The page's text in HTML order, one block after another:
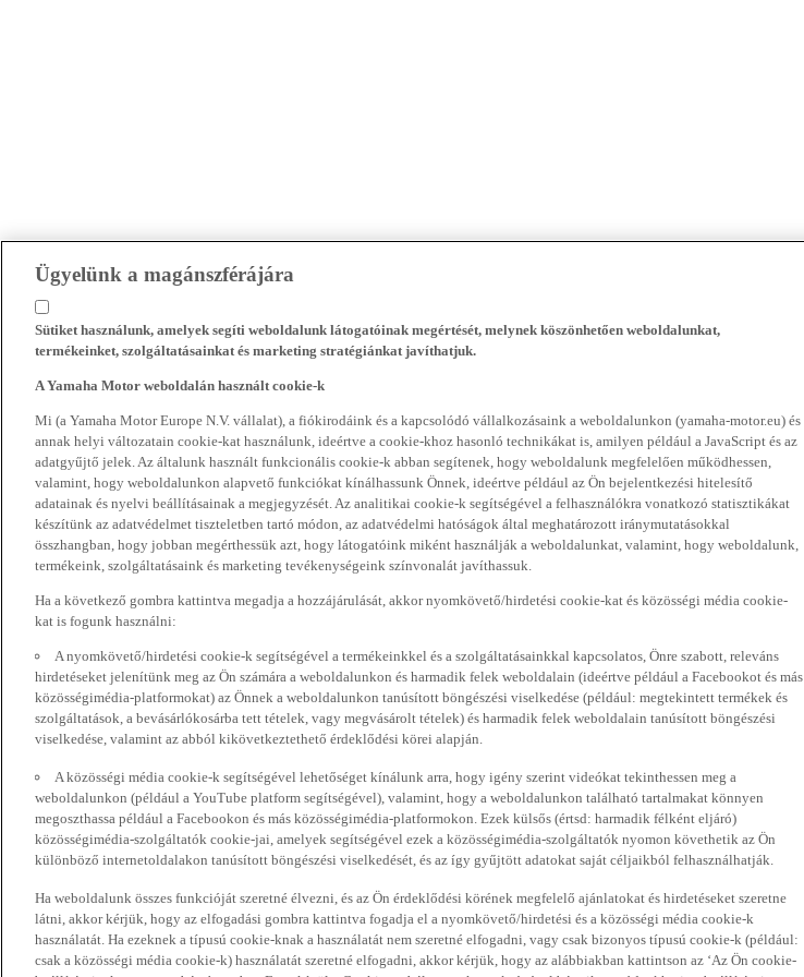
Ügyelünk a magánszférájára
Sütiket használunk, amelyek segíti weboldalunk látogatóinak megértését, melynek köszönhetően weboldalunkat,
termékeinket, szolgáltatásainkat és marketing stratégiánkat javíthatjuk.
A Yamaha Motor weboldalán használt cookie-k
Mi (a Yamaha Motor Europe N.V. vállalat), a fiókirodáink és a kapcsolódó vállalkozásaink a weboldalunkon (yamaha-motor.eu) és
annak helyi változatain cookie-kat használunk, ideértve a cookie-khoz hasonló technikákat is, amilyen például a JavaScript és az
adatgyűjtő jelek. Az általunk használt funkcionális cookie-k abban segítenek, hogy weboldalunk megfelelően működhessen,
valamint, hogy weboldalunkon alapvető funkciókat kínálhassunk Önnek, ideértve például az Ön bejelentkezési hitelesítő
adatainak és nyelvi beállításainak a megjegyzését. Az analitikai cookie-k segítségével a felhasználókra vonatkozó statisztikákat
készítünk az adatvédelmet tiszteletben tartó módon, az adatvédelmi hatóságok által meghatározott iránymutatásokkal
összhangban, hogy jobban megérthessük azt, hogy látogatóink miként használják a weboldalunkat, valamint, hogy weboldalunk,
termékeink, szolgáltatásaink és marketing tevékenységeink színvonalát javíthassuk.
Ha a következő gombra kattintva megadja a hozzájárulását, akkor nyomkövető/hirdetési cookie-kat és közösségi média cookie-
kat is fogunk használni:
A nyomkövető/hirdetési cookie-k segítségével a termékeinkkel és a szolgáltatásainkkal kapcsolatos, Önre szabott, releváns
hirdetéseket jelenítünk meg az Ön számára a weboldalunkon és harmadik felek weboldalain (ideértve például a Facebookot és más
közösségimédia-platformokat) az Önnek a weboldalunkon tanúsított böngészési viselkedése (például: megtekintett termékek és
szolgáltatások, a bevásárlókosárba tett tételek, vagy megvásárolt tételek) és harmadik felek weboldalain tanúsított böngészési
viselkedése, valamint az abból kikövetkeztethető érdeklődési körei alapján.
A közösségi média cookie-k segítségével lehetőséget kínálunk arra, hogy igény szerint videókat tekinthessen meg a
weboldalunkon (például a YouTube platform segítségével), valamint, hogy a weboldalunkon található tartalmakat könnyen
megoszthassa például a Facebookon és más közösségimédia-platformokon. Ezek külsős (értsd: harmadik félként eljáró)
közösségimédia-szolgáltatók cookie-jai, amelyek segítségével ezek a közösségimédia-szolgáltatók nyomon követhetik az Ön
különböző internetoldalakon tanúsított böngészési viselkedését, és az így gyűjtött adatokat saját céljaikból felhasználhatják.
Ha weboldalunk összes funkcióját szeretné élvezni, és az Ön érdeklődési körének megfelelő ajánlatokat és hirdetéseket szeretne
látni, akkor kérjük, hogy az elfogadási gombra kattintva fogadja el a nyomkövető/hirdetési és a közösségi média cookie-k
használatát. Ha ezeknek a típusú cookie-knak a használatát nem szeretné elfogadni, vagy csak bizonyos típusú cookie-k (például:
csak a közösségi média cookie-k) használatát szeretné elfogadni, akkor kérjük, hogy az alábbiakban kattintson az ‘Az Ön cookie-